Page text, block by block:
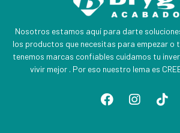
Nosotros estamos aquí para darte
los productos que necesitas para empezar o
tenemos marcas confiables cuidamos tu
vivir mejor . Por eso nuestro lema es